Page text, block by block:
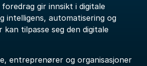
foredrag gir innsikt i digitale
intelligens, automatisering og
tilpasse seg den digitale
entreprenører og organisasjoner